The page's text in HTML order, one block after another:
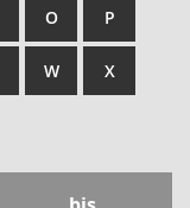
O P
W X